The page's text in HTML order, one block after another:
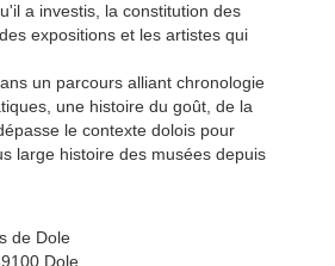
a investis, la constitution des
expositions et les artistes qui
un parcours alliant chronologie
une histoire du goût, de la
le contexte dolois pour
large histoire des musées depuis
de Dole
Dole